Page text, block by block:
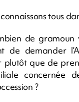
tous
de gramoun
de demander
plutôt que de
concernée
?